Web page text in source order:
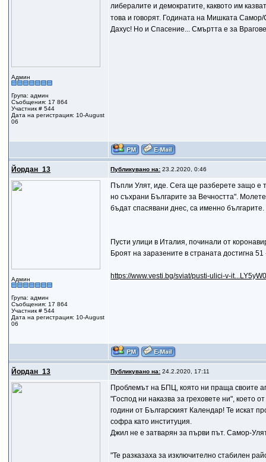
Админ
Група: админ
Съобщения: 17 864
Участник # 544
Дата на регистрация: 10-August
06
либералите и демократите, каквото им
това и говорят. Годината на Мишката
Дахус! Но и Спасение... Смъртта е за
Йордан_13 Публикувано на: 23.2.2020, 0:46
Админ
Група: админ
Съобщения: 17 864
Участник # 544
Дата на регистрация: 10-August
06
Пъпли Улят, иде. Сега ще разберете защо е
но съхрани Българите за Вечността".
бъдат спасявани днес, са именно българите.
Пусти улици в Италия, починали от
Броят на заразените в страната достигна
https://www.vesti.bg/sviat/pusti-ulici-v-
Йордан_13 Публикувано на: 24.2.2020, 17:11
Проблемът на БПЦ, която ни праща своите
"Господ ни наказва за греховете ни", което
години от Българският Календар! Те искат
софра като институция.
Джил не е затварян за първи път. Самор-
"Те разказаха за изключително стабилен